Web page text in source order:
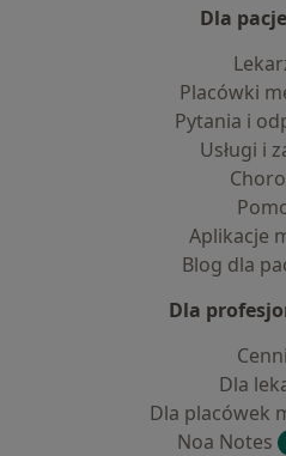
Dla
Placówki
Pytania i
Usługi i
Aplikacje
Blog dla
Dla
Dla
Dla placówek
Noa Notes